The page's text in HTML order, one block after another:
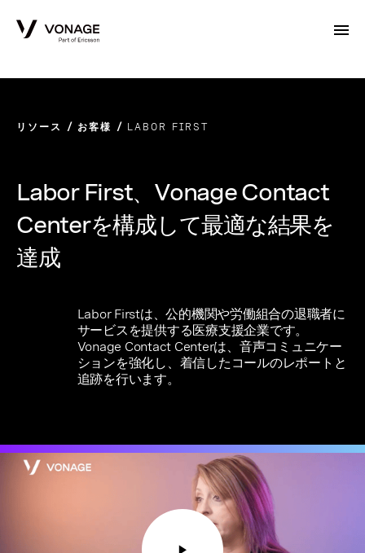
リソース お客様 LABOR FIRST
Labor First、Vonage Contact
Centerを構成して最適な結果を
達成
Labor Firstは、公的機関や労働組合の退職者に
サービスを提供する医療支援企業です。
Vonage Contact Centerは、音声コミュニケー
ションを強化し、着信したコールのレポートと
追跡を行います。